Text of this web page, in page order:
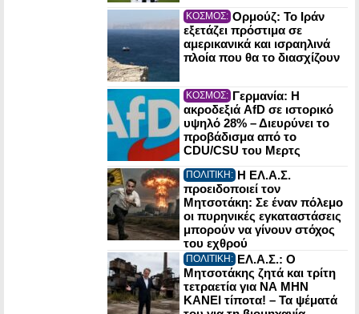
ΚΟΣΜΟΣ: Ορμούζ: Το Ιράν
εξετάζει πρόστιμα σε
αμερικανικά και ισραηλινά
πλοία που θα το διασχίζουν
ΚΟΣΜΟΣ: Γερμανία: Η
ακροδεξιά AfD σε ιστορικό
υψηλό 28% – Διευρύνει το
προβάδισμα από το
CDU/CSU του Μερτς
ΠΟΛΙΤΙΚΗ: Η ΕΛ.Α.Σ.
προειδοποιεί τον
Μητσοτάκη: Σε έναν πόλεμο
οι πυρηνικές εγκαταστάσεις
μπορούν να γίνουν στόχος
του εχθρού
ΠΟΛΙΤΙΚΗ: ΕΛ.Α.Σ.: Ο
Μητσοτάκης ζητά και τρίτη
τετραετία για ΝΑ ΜΗΝ
ΚΑΝΕΙ τίποτα! – Τα ψέματά